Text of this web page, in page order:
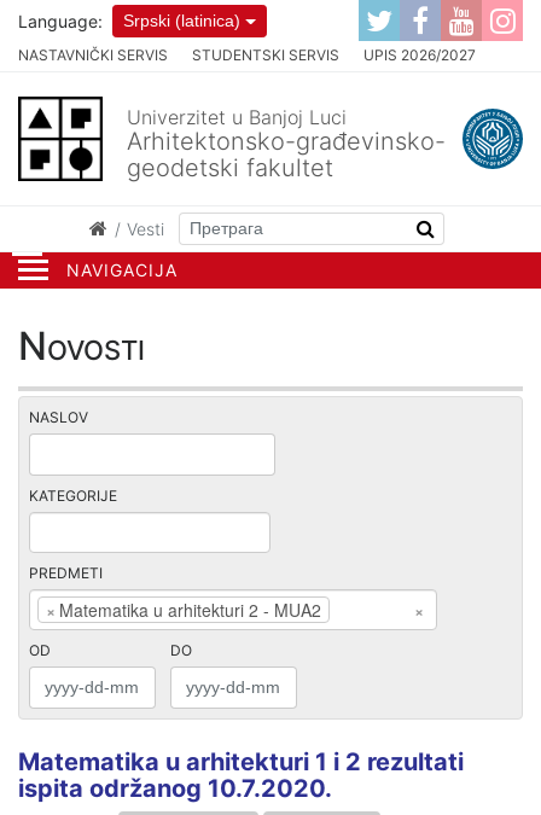
NAVIGACIJA
NASTAVNIČKI SERVIS STUDENTSKI SERVIS UPIS 2026/2027
Language: Srpski (latinica)
Univerzitet u Banjoj Luci
Arhitektonsko-građevinsko-
geodetski fakultet
Vesti
Novosti
NASLOV
KATEGORIJE
PREDMETI
×
× Matematika u arhitekturi 2 - MUA2
OD DO
Matematika u arhitekturi 1 i 2 rezultati
ispita održanog 10.7.2020.